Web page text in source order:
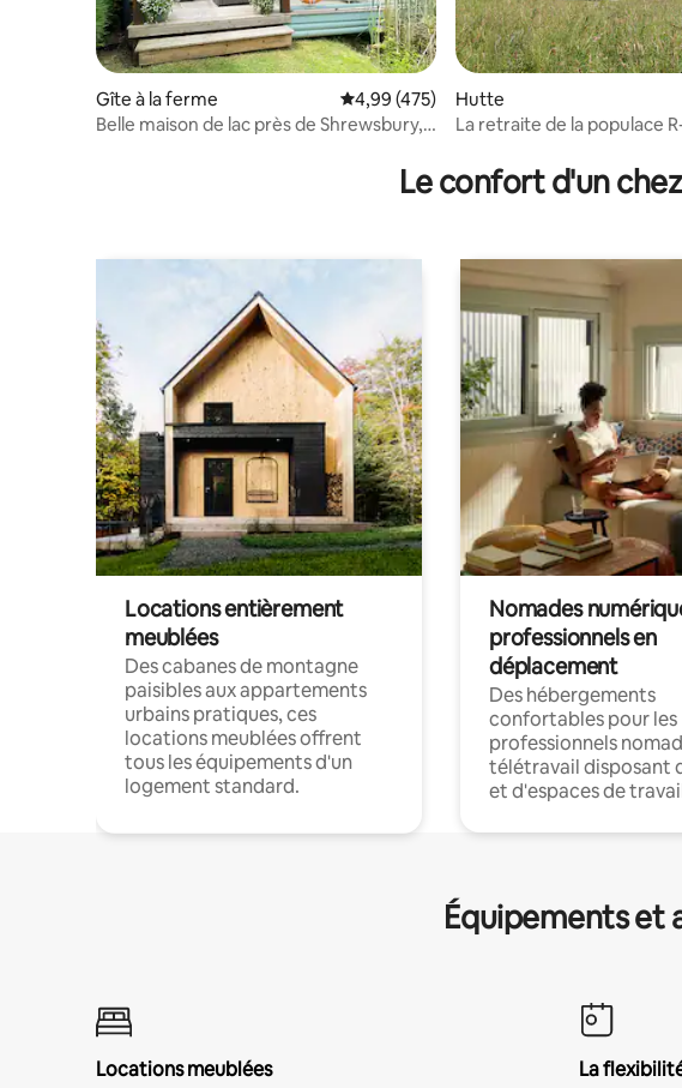
Gîte à la ferme Évaluation moyenne sur la base de 475
4,99 (475)
Belle maison de lac près de Shrewsbury,
Hutte
La retraite de la populace
Le confort d'un
Locations entièrement
meublées
Des cabanes de montagne
paisibles aux appartements
urbains pratiques, ces
locations meublées offrent
tous les équipements d'un
logement standard.
Nomades
professionnels en
déplacement
Des hébergements
confortables pour les
professionnels
télétravail disposant
et d'espaces de
Équipements et
Locations meublées
La